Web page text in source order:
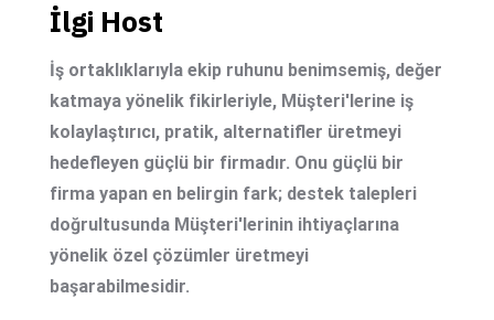
İlgi Host
İş ortaklıklarıyla ekip ruhunu benimsemiş, değer
katmaya yönelik fikirleriyle, Müşteri'lerine iş
kolaylaştırıcı, pratik, alternatifler üretmeyi
hedefleyen güçlü bir firmadır. Onu güçlü bir
firma yapan en belirgin fark; destek talepleri
doğrultusunda Müşteri'lerinin ihtiyaçlarına
yönelik özel çözümler üretmeyi
başarabilmesidir.